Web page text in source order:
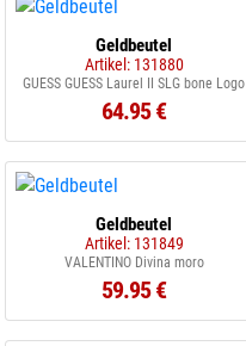
Geldbeutel
Artikel: 131880
GUESS GUESS Laurel II SLG bone Logo
64.95 €
Geldbeutel
Artikel: 131849
VALENTINO Divina moro
59.95 €